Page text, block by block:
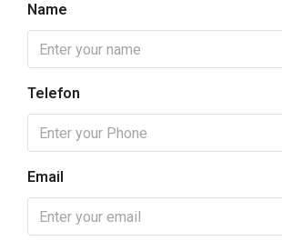
Name
Telefon
Email